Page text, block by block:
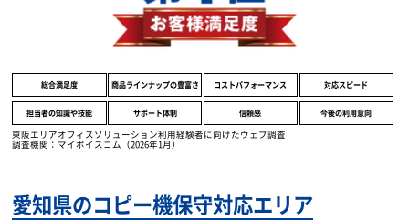
総合満足度 商品ラインナップの豊富さ コストパフォーマンス 対応スピード
担当者の知識や技能 サポート体制 信頼感 今後の利用意向
東阪エリアオフィスソリューション利用経験者に向けたウェブ調査
調査機関：マイボイスコム（2026年1月）
愛知県のコピー機保守対応エリア